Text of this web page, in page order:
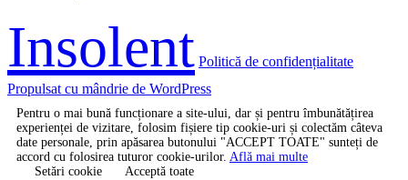
Insolent Politică de confidențialitate
Propulsat cu mândrie de WordPress
Pentru o mai bună funcționare a site-ului, dar și pentru îmbunătățirea
experienței de vizitare, folosim fișiere tip cookie-uri și colectăm câteva
date personale, prin apăsarea butonului "ACCEPT TOATE" sunteți de
accord cu folosirea tuturor cookie-urilor. Află mai multe
Setări cookie
Acceptă toate